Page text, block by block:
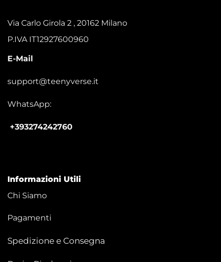
Via Carlo Girola 2 , 20162 Milano
P.IVA IT12927600960
E-Mail
support@teenyverse.it
WhatsApp:
+393274242760
Informazioni Utili
Chi Siamo
Pagamenti
Spedizione e Consegna